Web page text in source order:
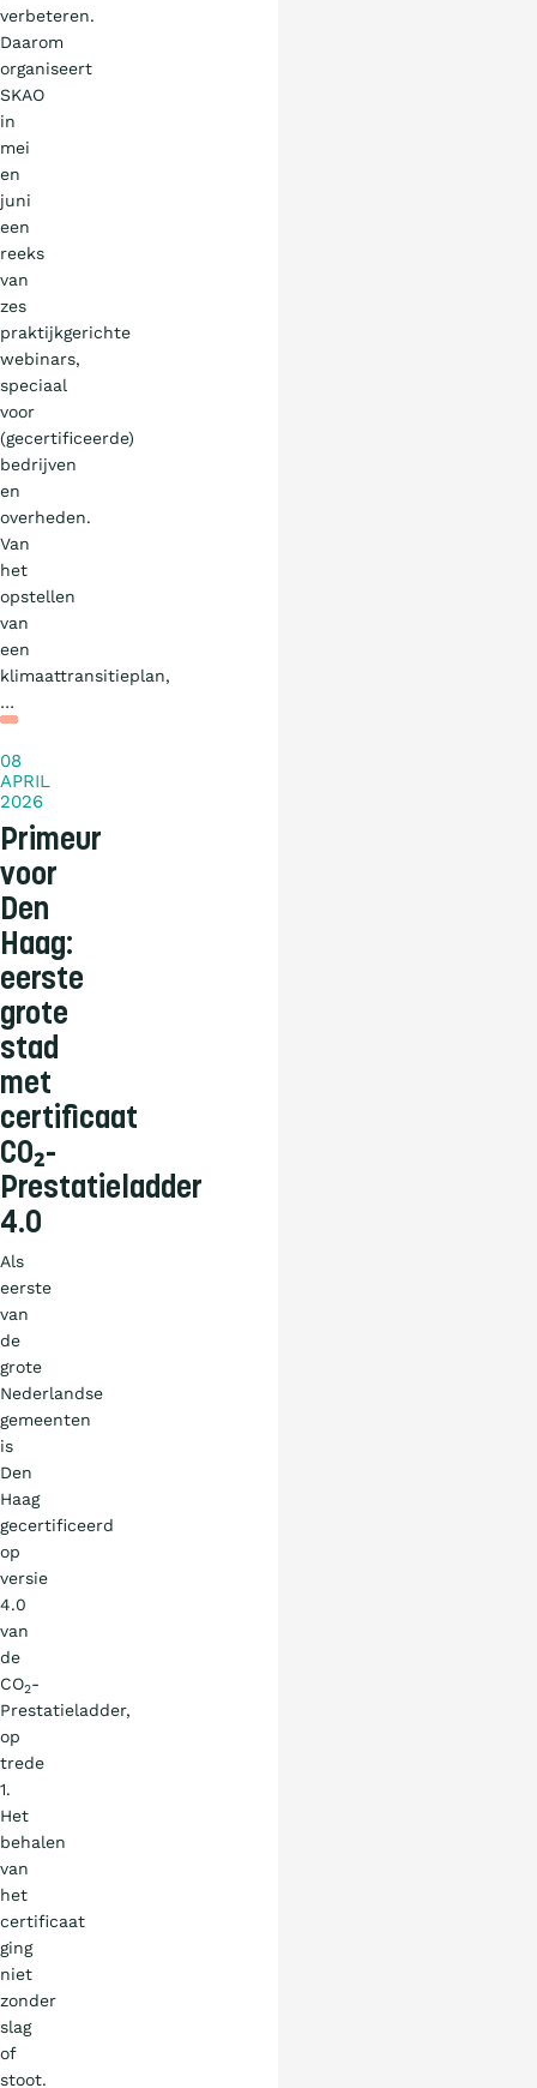
verbeteren.
Daarom
organiseert
SKAO
in
mei
en
juni
een
reeks
van
zes
praktijkgerichte
webinars,
speciaal
voor
(gecertificeerde)
bedrijven
en
overheden.
Van
het
opstellen
van
een
klimaattransitieplan,
…
08
APRIL
2026
Primeur
voor
Den
Haag:
eerste
grote
stad
met
certificaat
CO₂-
Prestatieladder
4.0
Als
eerste
van
de
grote
Nederlandse
gemeenten
is
Den
Haag
gecertificeerd
op
versie
4.0
van
de
CO2-
Prestatieladder,
op
trede
1.
Het
behalen
van
het
certificaat
ging
niet
zonder
slag
of
stoot.